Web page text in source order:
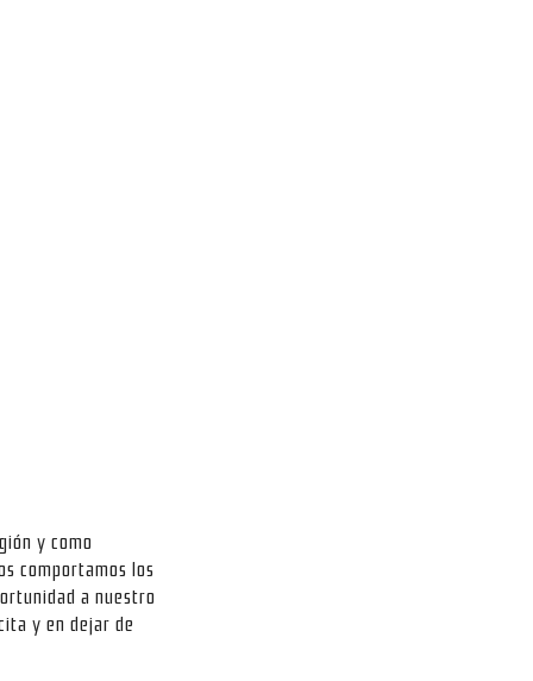
y como
comportamos los
a nuestro
y en dejar de